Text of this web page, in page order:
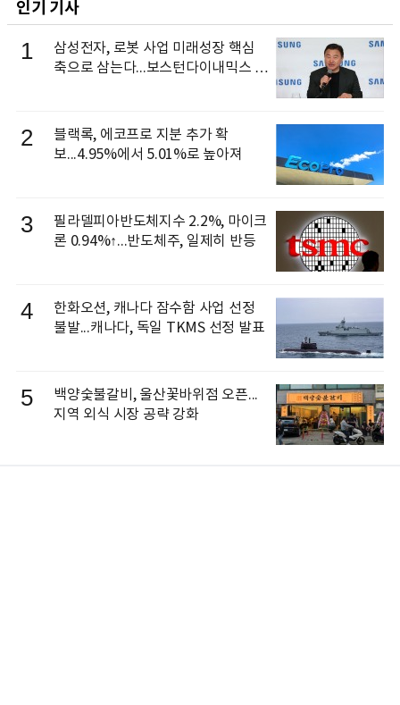
인기 기사
1
삼성전자, 로봇 사업 미래성장 핵심
축으로 삼는다...보스턴다이내믹스 출
2
블랙록, 에코프로 지분 추가 확
보...4.95%에서 5.01%로 높아져
3
필라델피아반도체지수 2.2%, 마이크
론 0.94%↑...반도체주, 일제히 반등
4
한화오션, 캐나다 잠수함 사업 선정
불발...캐나다, 독일 TKMS 선정 발표
5
백양숯불갈비, 울산꽃바위점 오픈...
지역 외식 시장 공략 강화